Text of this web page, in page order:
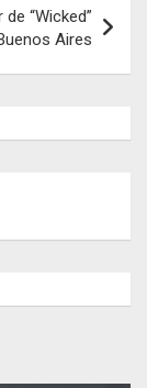
“Wicked”
Aires